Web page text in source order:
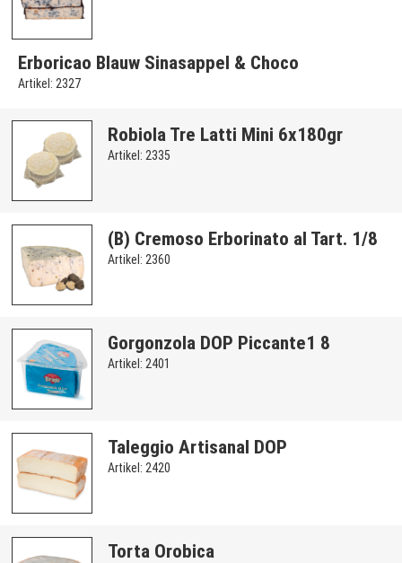
Erboricao Blauw Sinasappel & Choco
Artikel: 2327
Robiola Tre Latti Mini 6x180gr
Artikel: 2335
(B) Cremoso Erborinato al Tart. 1/8
Artikel: 2360
Gorgonzola DOP Piccante1 8
Artikel: 2401
Taleggio Artisanal DOP
Artikel: 2420
Torta Orobica